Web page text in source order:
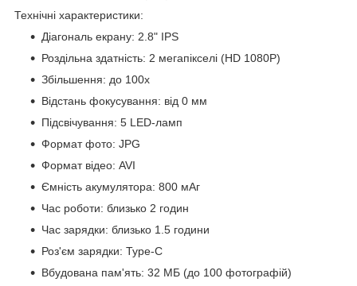
Технічні характеристики:
Діагональ екрану: 2.8" IPS
Роздільна здатність: 2 мегапікселі (HD 1080P)
Збільшення: до 100x
Відстань фокусування: від 0 мм
Підсвічування: 5 LED-ламп
Формат фото: JPG
Формат відео: AVI
Ємність акумулятора: 800 мАг
Час роботи: близько 2 годин
Час зарядки: близько 1.5 години
Роз'єм зарядки: Type-C
Вбудована пам'ять: 32 МБ (до 100 фотографій)